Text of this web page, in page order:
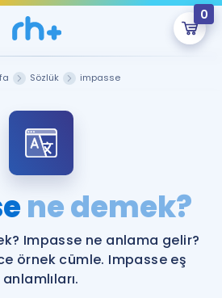
0
ÜYE DEĞİLİM
Şu An Boş.
hazırlayacak onlarca eğitim seni
bekliyor!
Sözlük impasse
ne demek?
Impasse ne anlama gelir?
örnek cümle. Impasse eş
anlamlıları.